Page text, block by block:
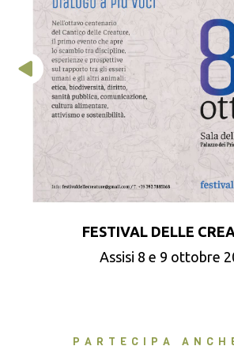
FESTIVAL DELLE
Assisi 8 e 9 ottobre
PARTECIPA